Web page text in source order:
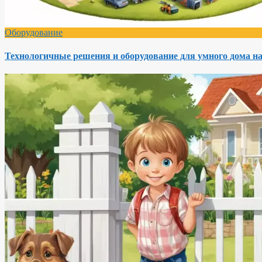
Оборудование
Технологичные решения и оборудование для умного дома